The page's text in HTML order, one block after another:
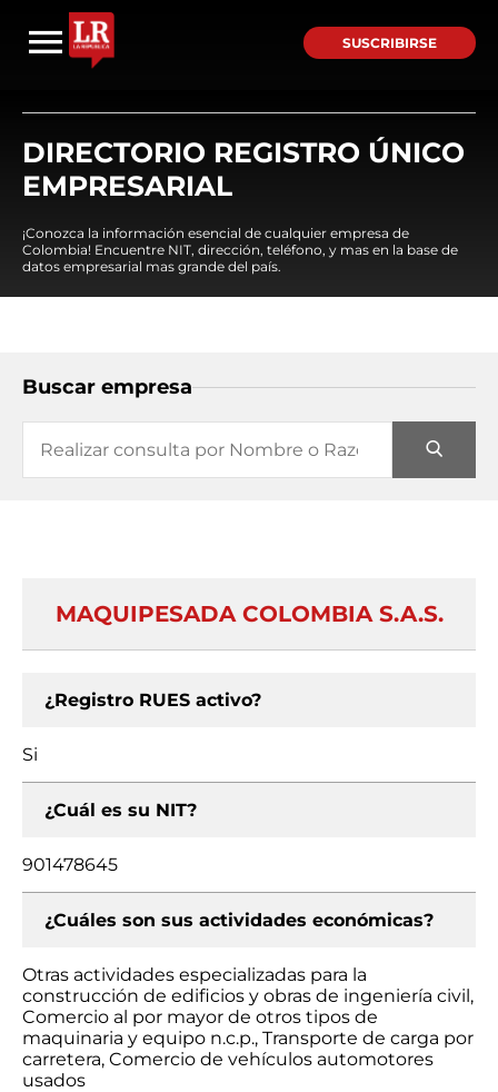
SUSCRIBIRSE
DIRECTORIO REGISTRO ÚNICO
EMPRESARIAL
¡Conozca la información esencial de cualquier empresa de
Colombia! Encuentre NIT, dirección, teléfono, y mas en la base de
datos empresarial mas grande del país.
Buscar empresa
MAQUIPESADA COLOMBIA S.A.S.
¿Registro RUES activo?
Si
¿Cuál es su NIT?
901478645
¿Cuáles son sus actividades económicas?
Otras actividades especializadas para la
construcción de edificios y obras de ingeniería civil,
Comercio al por mayor de otros tipos de
maquinaria y equipo n.c.p., Transporte de carga por
carretera, Comercio de vehículos automotores
usados